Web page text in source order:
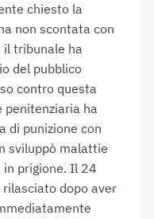
chiesto la
non scontata con
il tribunale ha
del pubblico
contro questa
penitenziaria ha
di punizione con
sviluppò malattie
prigione. Il 24
dopo aver